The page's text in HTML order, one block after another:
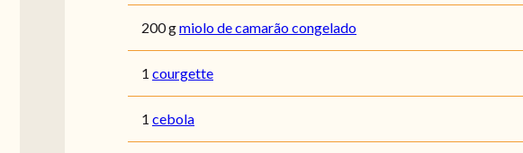
200 gmiolo de camarão congelado
1 courgette
1 cebola